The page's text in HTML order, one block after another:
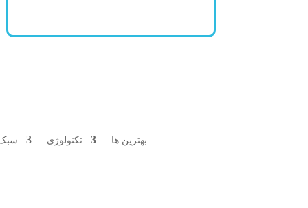
بهترین ها تکنولوژی